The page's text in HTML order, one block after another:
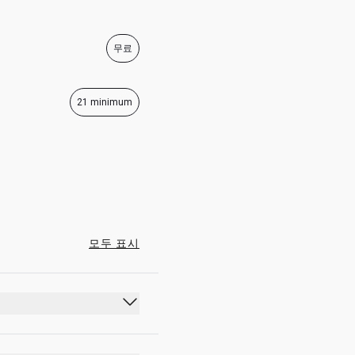
04:30 - 19:00
04:30 - 19:00
무료
21 minimum
모두 표시